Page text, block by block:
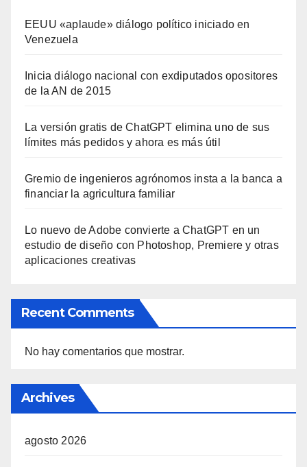
EEUU «aplaude» diálogo político iniciado en
Venezuela
Inicia diálogo nacional con exdiputados opositores
de la AN de 2015
La versión gratis de ChatGPT elimina uno de sus
límites más pedidos y ahora es más útil
Gremio de ingenieros agrónomos insta a la banca a
financiar la agricultura familiar
Lo nuevo de Adobe convierte a ChatGPT en un
estudio de diseño con Photoshop, Premiere y otras
aplicaciones creativas
Recent Comments
No hay comentarios que mostrar.
Archives
agosto 2026